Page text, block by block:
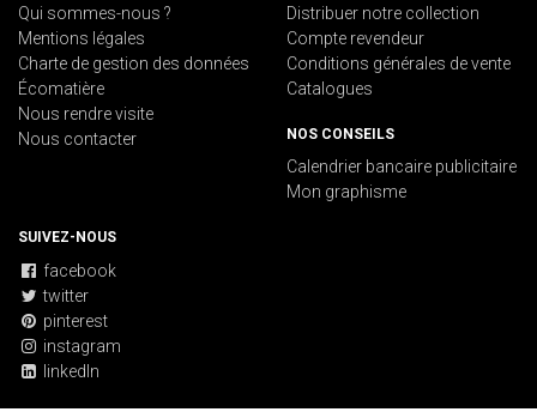
Qui sommes-nous ?
Mentions légales
Charte de gestion des données
Écomatière
Nous rendre visite
Nous contacter
Distribuer notre collection
Compte revendeur
Conditions générales de vente
Catalogues
NOS CONSEILS
Calendrier bancaire publicitaire
Mon graphisme
SUIVEZ-NOUS
facebook
twitter
pinterest
instagram
linkedIn